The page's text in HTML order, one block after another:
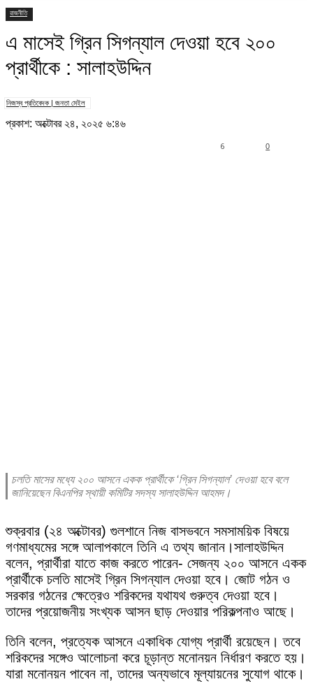
রাজনীতি
এ মাসেই গ্রিন সিগন্যাল দেওয়া হবে ২০০
প্রার্থীকে : সালাহউদ্দিন
নিজস্ব প্রতিবেদক | জনতা মেইল
প্রকাশ: অক্টোবর ২৪, ২০২৫ ৬:৪৬
0
6
চলতি মাসের মধ্যে ২০০ আসনে একক প্রার্থীকে ‘গ্রিন সিগন্যাল’ দেওয়া হবে বলে
জানিয়েছেন বিএনপির স্থায়ী কমিটির সদস্য সালাহউদ্দিন আহমদ।
শুক্রবার (২৪ অক্টোবর) গুলশানে নিজ বাসভবনে সমসাময়িক বিষয়ে
গণমাধ্যমের সঙ্গে আলাপকালে তিনি এ তথ্য জানান।সালাহউদ্দিন
বলেন, প্রার্থীরা যাতে কাজ করতে পারেন- সেজন্য ২০০ আসনে একক
প্রার্থীকে চলতি মাসেই গ্রিন সিগন্যাল দেওয়া হবে। জোট গঠন ও
সরকার গঠনের ক্ষেত্রেও শরিকদের যথাযথ গুরুত্ব দেওয়া হবে।
তাদের প্রয়োজনীয় সংখ্যক আসন ছাড় দেওয়ার পরিকল্পনাও আছে।
তিনি বলেন, প্রত্যেক আসনে একাধিক যোগ্য প্রার্থী রয়েছেন। তবে
শরিকদের সঙ্গেও আলোচনা করে চূড়ান্ত মনোনয়ন নির্ধারণ করতে হয়।
যারা মনোনয়ন পাবেন না, তাদের অন্যভাবে মূল্যায়নের সুযোগ থাকে।